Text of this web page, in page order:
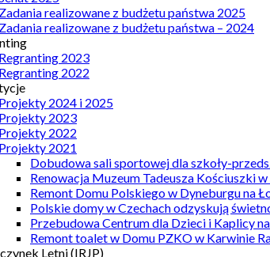
Zadania realizowane z budżetu państwa 2025
Zadania realizowane z budżetu państwa – 2024
Regranting 2023
Regranting 2022
Projekty 2024 i 2025
Projekty 2023
Projekty 2022
Projekty 2021
Dobudowa sali sportowej dla szkoły-
Renowacja Muzeum Tadeusza Kościuszki
Remont Domu Polskiego w Dyneburgu na
Polskie domy w Czechach odzyskują
Przebudowa Centrum dla Dzieci i Kaplicy
Remont toalet w Domu PZKO w Karwinie
Letni (IRJP)